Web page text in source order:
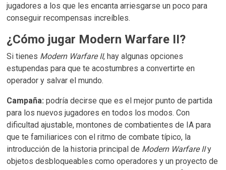
jugadores a los que les encanta arriesgarse un poco para
conseguir recompensas increíbles.
¿Cómo jugar Modern Warfare II?
Si tienes Modern Warfare II, hay algunas opciones
estupendas para que te acostumbres a convertirte en
operador y salvar el mundo.
Campaña:podría decirse que es el mejor punto de partida
para los nuevos jugadores en todos los modos. Con
dificultad ajustable, montones de combatientes de IA para
que te familiarices con el ritmo de combate típico, la
introducción de la historia principal de Modern Warfare IIy
objetos desbloqueables como operadores y un proyecto de